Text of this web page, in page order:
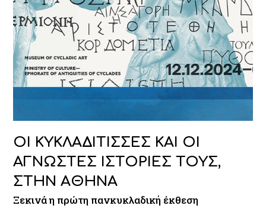
ΟΙ ΚΥΚΛΑΔΙΤΙΣΣΕΣ ΚΑΙ ΟΙ
ΑΓΝΩΣΤΕΣ ΙΣΤΟΡΙΕΣ ΤΟΥΣ,
ΣΤΗΝ ΑΘΗΝΑ
Ξεκινά η πρώτη πανκυκλαδική έκθεση